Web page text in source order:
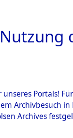
Portals!
Archivbesuch
Archives